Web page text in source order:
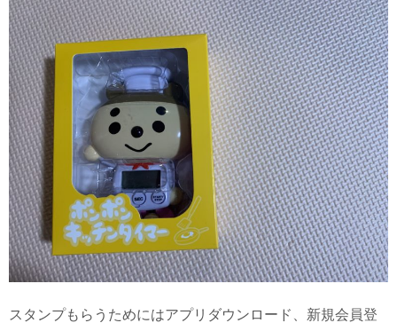
スタンプもらうためにはアプリダウンロード、新規会員登